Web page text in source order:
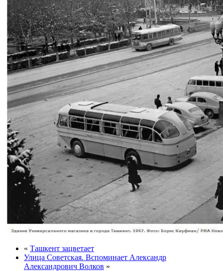
« Ташкент зацветает
Улица Советская. Вспоминает Александр
Александрович Волков »